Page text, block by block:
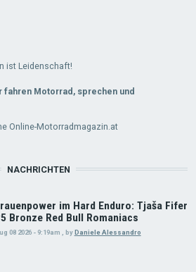
ist Leidenschaft!
Motorrad, sprechen und
Online-Motorradmagazin.at
NACHRICHTEN
im Hard Enduro: Tjaša Fifer
Bronze Red Bull Romaniacs
08 2026 - 9:19am , byDaniele Alessandro